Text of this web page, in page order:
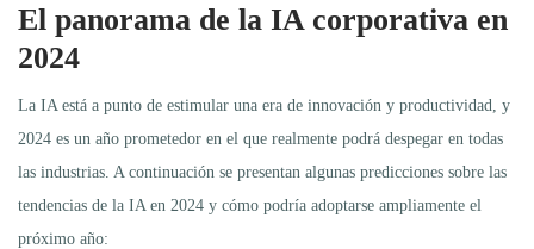
El panorama de la IA corporativa en
2024
La IA está a punto de estimular una era de innovación y productividad, y
2024 es un año prometedor en el que realmente podrá despegar en todas
las industrias. A continuación se presentan algunas predicciones sobre las
tendencias de la IA en 2024 y cómo podría adoptarse ampliamente el
próximo año: